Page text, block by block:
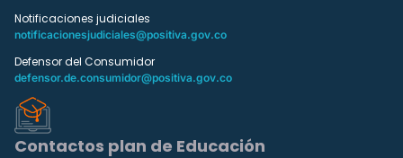
Notificaciones judiciales
notificacionesjudiciales@positiva.gov.co
Defensor del Consumidor
defensor.de.consumidor@positiva.gov.co
Contactos plan de Educación